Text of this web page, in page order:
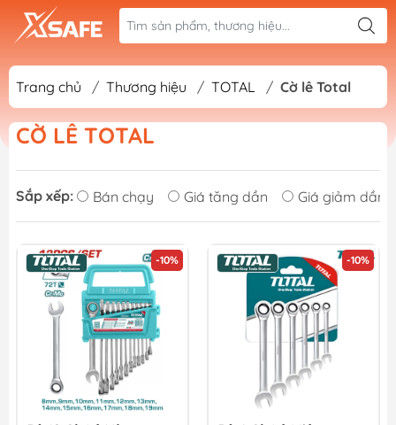
Trang chủ / Thương hiệu / TOTAL / Cờ lê Total
CỜ LÊ TOTAL
Sắp xếp: Bán chạy Giá tăng dần Giá giảm dần
-10% -10%